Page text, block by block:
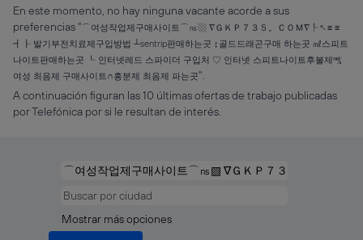
En este momento, no hay ninguna vacante acorde a sus
preferencias "⌒여성작업제구매사이트⌒㎱▧ ∇ＧＫＰ７３５。ＣＯＭ∇┞↖≡ ≡
┫┠ 발기부전치료제구입방법 ┴sentrip판매하는곳 ↕골드드래곤구매 하는곳 ㎖스피트
나이트판매하는곳 ┖ 인터넷레드 스파이더 구입처 ♡ 인터넷 스피트나이트후불제㎮
여성 최음제 구매사이트∩흥분제 최음제 파는곳".
A continuación figuran las 10 últimas ofertas de trabajo publicadas
por Telefónica por si le resultan de interés.
Mostrar más opciones